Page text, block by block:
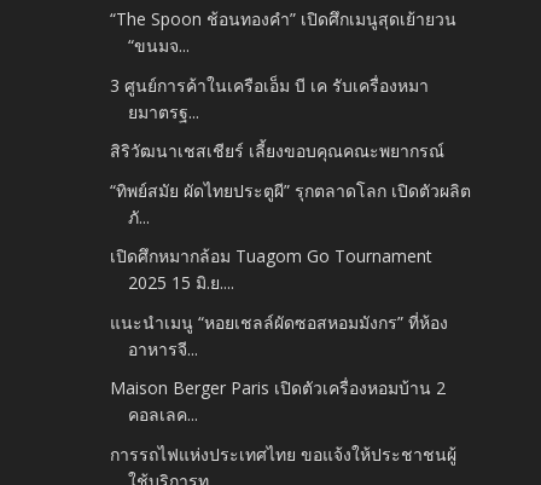
“The Spoon ช้อนทองคำ” เปิดศึกเมนูสุดเย้ายวน
“ขนมจ...
3 ศูนย์การค้าในเครือเอ็ม บี เค รับเครื่องหมา
ยมาตรฐ...
สิริวัฒนาเชสเชียร์ เลี้ยงขอบคุณคณะพยากรณ์
“ทิพย์สมัย ผัดไทยประตูผี” รุกตลาดโลก เปิดตัวผลิต
ภั...
เปิดศึกหมากล้อม Tuagom Go Tournament
2025 15 มิ.ย....
แนะนำเมนู “หอยเชลล์ผัดซอสหอมมังกร” ที่ห้อง
อาหารจี...
Maison Berger Paris เปิดตัวเครื่องหอมบ้าน 2
คอลเลค...
การรถไฟแห่งประเทศไทย ขอแจ้งให้ประชาชนผู้
ใช้บริการท...